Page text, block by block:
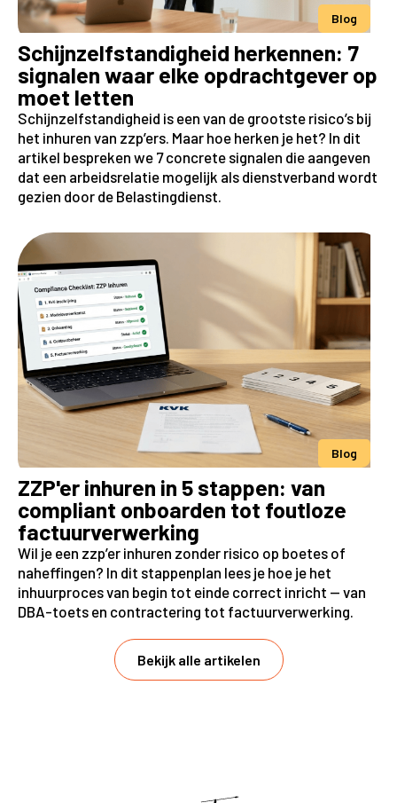
Blog
Schijnzelfstandigheid herkennen: 7
signalen waar elke opdrachtgever op
moet letten
Schijnzelfstandigheid is een van de grootste risico’s bij
het inhuren van zzp’ers. Maar hoe herken je het? In dit
artikel bespreken we 7 concrete signalen die aangeven
dat een arbeidsrelatie mogelijk als dienstverband wordt
gezien door de Belastingdienst.
Blog
ZZP'er inhuren in 5 stappen: van
compliant onboarden tot foutloze
factuurverwerking
Wil je een zzp’er inhuren zonder risico op boetes of
naheffingen? In dit stappenplan lees je hoe je het
inhuurproces van begin tot einde correct inricht — van
DBA-toets en contractering tot factuurverwerking.
Bekijk alle artikelen